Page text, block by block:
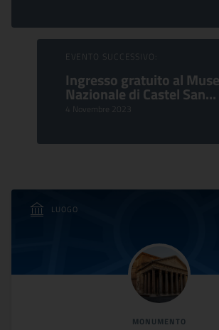
EVENTO SUCCESSIVO:
Ingresso gratuito al
Nazionale di Castel San...
4 Novembre 2023
LUOGO
MONUMENTO